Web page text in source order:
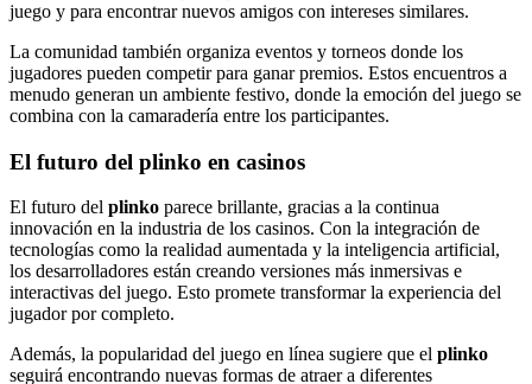
juego y para encontrar nuevos amigos con intereses similares.
La comunidad también organiza eventos y torneos donde los
jugadores pueden competir para ganar premios. Estos encuentros a
menudo generan un ambiente festivo, donde la emoción del juego se
combina con la camaradería entre los participantes.
El futuro del plinko en casinos
El futuro del plinko parece brillante, gracias a la continua
innovación en la industria de los casinos. Con la integración de
tecnologías como la realidad aumentada y la inteligencia artificial,
los desarrolladores están creando versiones más inmersivas e
interactivas del juego. Esto promete transformar la experiencia del
jugador por completo.
Además, la popularidad del juego en línea sugiere que el plinko
seguirá encontrando nuevas formas de atraer a diferentes